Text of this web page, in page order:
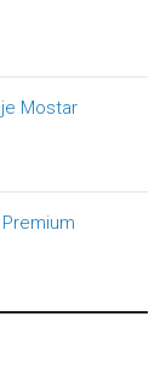
Mostar